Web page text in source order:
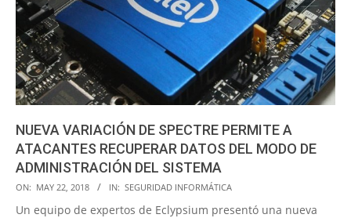
NUEVA VARIACIÓN DE SPECTRE PERMITE A
ATACANTES RECUPERAR DATOS DEL MODO DE
ADMINISTRACIÓN DEL SISTEMA
2018-
05-
ON: MAY 22, 2018 IN: SEGURIDAD INFORMÁTICA
Un equipo de expertos de Eclypsium presentó una nueva